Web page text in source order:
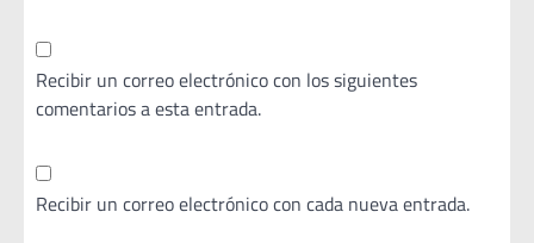
Recibir un correo electrónico con los siguientes
comentarios a esta entrada.
Recibir un correo electrónico con cada nueva entrada.